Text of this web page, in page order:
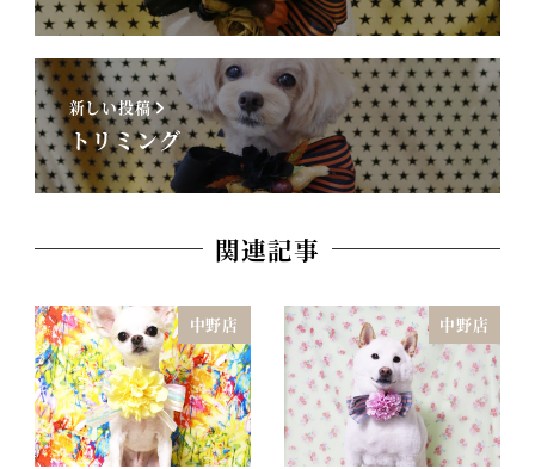
新しい投稿
トリミング
関連記事
中野店 中野店